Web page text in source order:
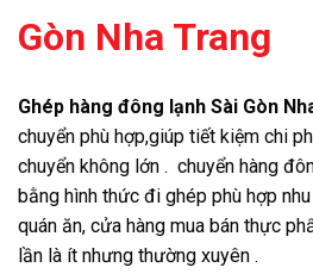
Gòn Nha Trang
Ghép hàng đông lạnh Sài Gòn
chuyển phù hợp,giúp tiết kiệm chi
chuyển không lớn . chuyển hàng
bằng hình thức đi ghép phù hợp
quán ăn, cửa hàng mua bán thực
lần là ít nhưng thường xuyên .